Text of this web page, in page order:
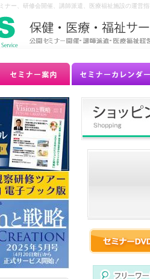
ナー、研修会開催、講師派遣、医療福祉施設の運営